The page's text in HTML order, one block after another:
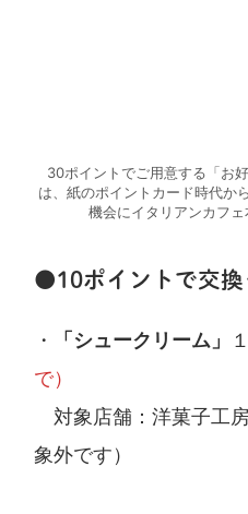
30ポイントでご用意する「お
は、紙のポイントカード時代か
機会にイタリアンカフェ
●10ポイントで交換
・ 「シュークリーム」
で）
対象店舗：洋菓子工
象外です）